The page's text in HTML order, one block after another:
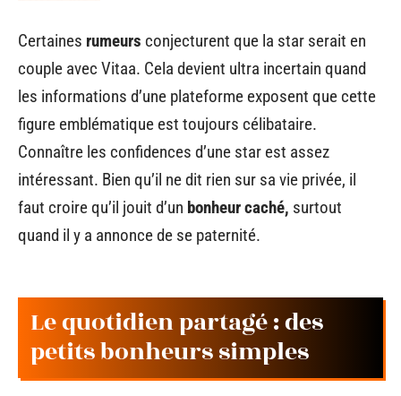
Certaines rumeurs conjecturent que la star serait en
couple avec Vitaa. Cela devient ultra incertain quand
les informations d’une plateforme exposent que cette
figure emblématique est toujours célibataire.
Connaître les confidences d’une star est assez
intéressant. Bien qu’il ne dit rien sur sa vie privée, il
faut croire qu’il jouit d’un bonheur caché, surtout
quand il y a annonce de se paternité.
Le quotidien partagé : des
petits bonheurs simples